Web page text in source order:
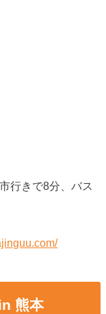
行きで8分、バス
熊本